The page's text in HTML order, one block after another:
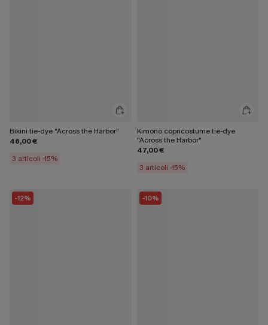
Bikini tie-dye "Across the Harbor"
46,00 €
3 articoli -15%
Kimono copricostume tie-dye
"Across the Harbor"
47,00 €
3 articoli -15%
-12% -10%